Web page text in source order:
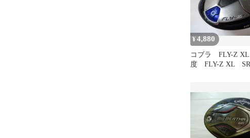
¥4,880
コブラ FLY-Z
度 FLY-Z XL SR
浜松泉姫街道店【
日発送】